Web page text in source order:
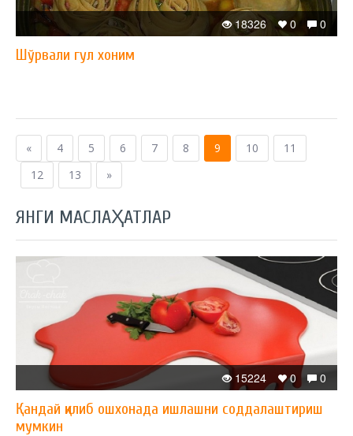
0
0
18326
Шўрвали гул хоним
« 4 5 6 7 8 9 10
11
12
13 »
ЯНГИ МАСЛАҲАТЛАР
0
0
15224
Қандай қилиб ошхонада ишлашни соддалаштириш
мумкин